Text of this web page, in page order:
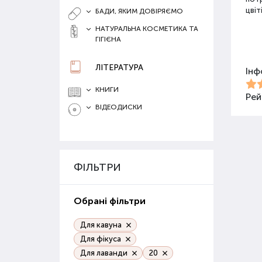
БАДИ, ЯКИМ ДОВІРЯЄМО
НАТУРАЛЬНА КОСМЕТИКА ТА
ГІГІЄНА
ЛІТЕРАТУРА
КНИГИ
ВІДЕОДИСКИ
ФІЛЬТРИ
Обрані фільтри
Для кавуна
Для фікуса
Для лаванди
20
Для